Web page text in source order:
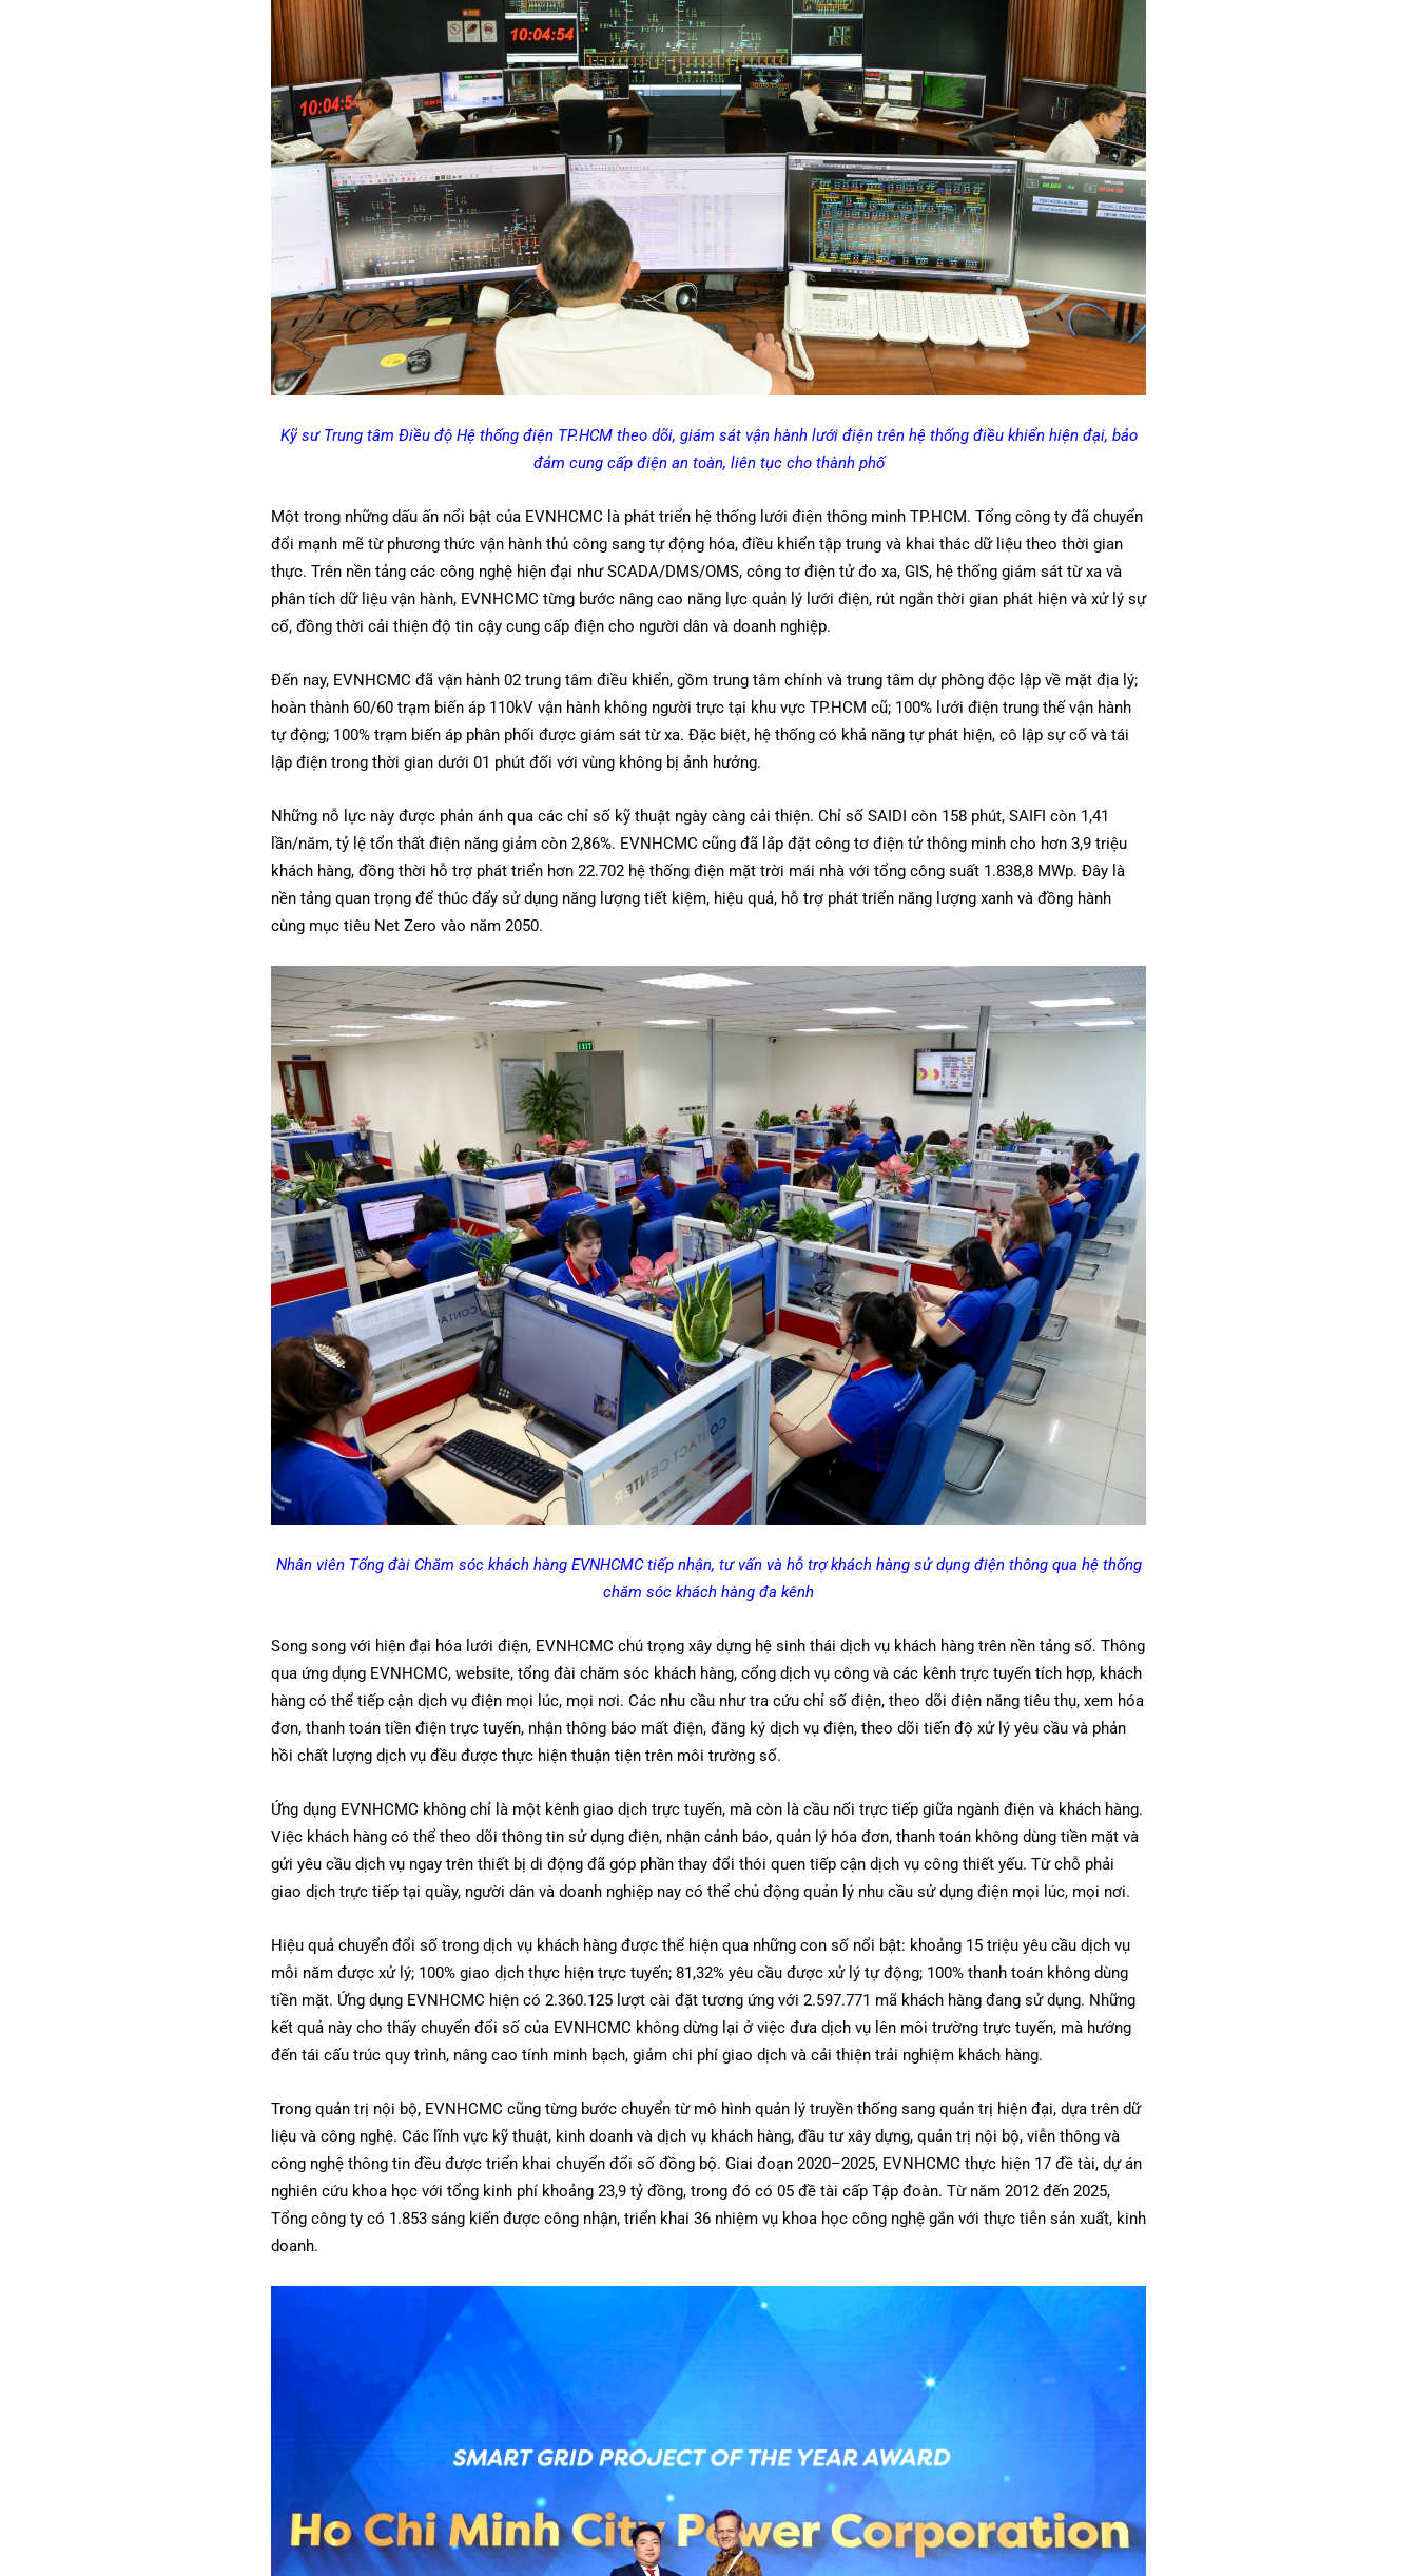
Kỹ sư Trung tâm Điều độ Hệ thống điện TP.HCM theo dõi, giám sát vận hành lưới điện trên hệ thống điều khiển hiện đại, bảo
đảm cung cấp điện an toàn, liên tục cho thành phố
Một trong những dấu ấn nổi bật của EVNHCMC là phát triển hệ thống lưới điện thông minh TP.HCM. Tổng công ty đã chuyển
đổi mạnh mẽ từ phương thức vận hành thủ công sang tự động hóa, điều khiển tập trung và khai thác dữ liệu theo thời gian
thực. Trên nền tảng các công nghệ hiện đại như SCADA/DMS/OMS, công tơ điện tử đo xa, GIS, hệ thống giám sát từ xa và
phân tích dữ liệu vận hành, EVNHCMC từng bước nâng cao năng lực quản lý lưới điện, rút ngắn thời gian phát hiện và xử lý sự
cố, đồng thời cải thiện độ tin cậy cung cấp điện cho người dân và doanh nghiệp.
Đến nay, EVNHCMC đã vận hành 02 trung tâm điều khiển, gồm trung tâm chính và trung tâm dự phòng độc lập về mặt địa lý;
hoàn thành 60/60 trạm biến áp 110kV vận hành không người trực tại khu vực TP.HCM cũ; 100% lưới điện trung thế vận hành
tự động; 100% trạm biến áp phân phối được giám sát từ xa. Đặc biệt, hệ thống có khả năng tự phát hiện, cô lập sự cố và tái
lập điện trong thời gian dưới 01 phút đối với vùng không bị ảnh hưởng.
Những nỗ lực này được phản ánh qua các chỉ số kỹ thuật ngày càng cải thiện. Chỉ số SAIDI còn 158 phút, SAIFI còn 1,41
lần/năm, tỷ lệ tổn thất điện năng giảm còn 2,86%. EVNHCMC cũng đã lắp đặt công tơ điện tử thông minh cho hơn 3,9 triệu
khách hàng, đồng thời hỗ trợ phát triển hơn 22.702 hệ thống điện mặt trời mái nhà với tổng công suất 1.838,8 MWp. Đây là
nền tảng quan trọng để thúc đẩy sử dụng năng lượng tiết kiệm, hiệu quả, hỗ trợ phát triển năng lượng xanh và đồng hành
cùng mục tiêu Net Zero vào năm 2050.
Nhân viên Tổng đài Chăm sóc khách hàng EVNHCMC tiếp nhận, tư vấn và hỗ trợ khách hàng sử dụng điện thông qua hệ thống
chăm sóc khách hàng đa kênh
Song song với hiện đại hóa lưới điện, EVNHCMC chú trọng xây dựng hệ sinh thái dịch vụ khách hàng trên nền tảng số. Thông
qua ứng dụng EVNHCMC, website, tổng đài chăm sóc khách hàng, cổng dịch vụ công và các kênh trực tuyến tích hợp, khách
hàng có thể tiếp cận dịch vụ điện mọi lúc, mọi nơi. Các nhu cầu như tra cứu chỉ số điện, theo dõi điện năng tiêu thụ, xem hóa
đơn, thanh toán tiền điện trực tuyến, nhận thông báo mất điện, đăng ký dịch vụ điện, theo dõi tiến độ xử lý yêu cầu và phản
hồi chất lượng dịch vụ đều được thực hiện thuận tiện trên môi trường số.
Ứng dụng EVNHCMC không chỉ là một kênh giao dịch trực tuyến, mà còn là cầu nối trực tiếp giữa ngành điện và khách hàng.
Việc khách hàng có thể theo dõi thông tin sử dụng điện, nhận cảnh báo, quản lý hóa đơn, thanh toán không dùng tiền mặt và
gửi yêu cầu dịch vụ ngay trên thiết bị di động đã góp phần thay đổi thói quen tiếp cận dịch vụ công thiết yếu. Từ chỗ phải
giao dịch trực tiếp tại quầy, người dân và doanh nghiệp nay có thể chủ động quản lý nhu cầu sử dụng điện mọi lúc, mọi nơi.
Hiệu quả chuyển đổi số trong dịch vụ khách hàng được thể hiện qua những con số nổi bật: khoảng 15 triệu yêu cầu dịch vụ
mỗi năm được xử lý; 100% giao dịch thực hiện trực tuyến; 81,32% yêu cầu được xử lý tự động; 100% thanh toán không dùng
tiền mặt. Ứng dụng EVNHCMC hiện có 2.360.125 lượt cài đặt tương ứng với 2.597.771 mã khách hàng đang sử dụng. Những
kết quả này cho thấy chuyển đổi số của EVNHCMC không dừng lại ở việc đưa dịch vụ lên môi trường trực tuyến, mà hướng
đến tái cấu trúc quy trình, nâng cao tính minh bạch, giảm chi phí giao dịch và cải thiện trải nghiệm khách hàng.
Trong quản trị nội bộ, EVNHCMC cũng từng bước chuyển từ mô hình quản lý truyền thống sang quản trị hiện đại, dựa trên dữ
liệu và công nghệ. Các lĩnh vực kỹ thuật, kinh doanh và dịch vụ khách hàng, đầu tư xây dựng, quản trị nội bộ, viễn thông và
công nghệ thông tin đều được triển khai chuyển đổi số đồng bộ. Giai đoạn 2020–2025, EVNHCMC thực hiện 17 đề tài, dự án
nghiên cứu khoa học với tổng kinh phí khoảng 23,9 tỷ đồng, trong đó có 05 đề tài cấp Tập đoàn. Từ năm 2012 đến 2025,
Tổng công ty có 1.853 sáng kiến được công nhận, triển khai 36 nhiệm vụ khoa học công nghệ gắn với thực tiễn sản xuất, kinh
doanh.